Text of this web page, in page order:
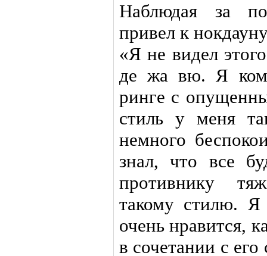
Наблюдая за
привел к
«Я не видел
де жа вю. Я
ринге с
стиль у меня
немного
знал, что все
противнику
такому стилю.
очень нравится,
в сочетании с